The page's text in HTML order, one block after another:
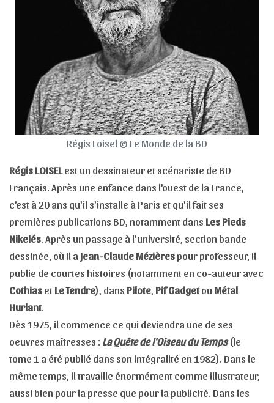
Régis Loisel © Le Monde de la BD
Régis LOISELest un dessinateur et scénariste de BD
Français. Après une enfance dans l'ouest de la France,
c'est à 20 ans qu'il s'installe à Paris et qu'il fait ses
premières publications BD, notamment dans Les Pieds
Nikelés. Après un passage à l'université, section bande
dessinée, où il a Jean-Claude Mézières pour professeur, il
publie de courtes histoires (notamment en co-auteur avec
Cothias et Le Tendre), dans Pilote, Pif Gadgetou Métal
Hurlant.
Dès 1975, il commence ce qui deviendra une de ses
oeuvres maîtresses : La Quête de l'Oiseau du Temps(le
tome 1 a été publié dans son intégralité en 1982). Dans le
même temps, il travaille énormément comme illustrateur,
aussi bien pour la presse que pour la publicité. Dans les